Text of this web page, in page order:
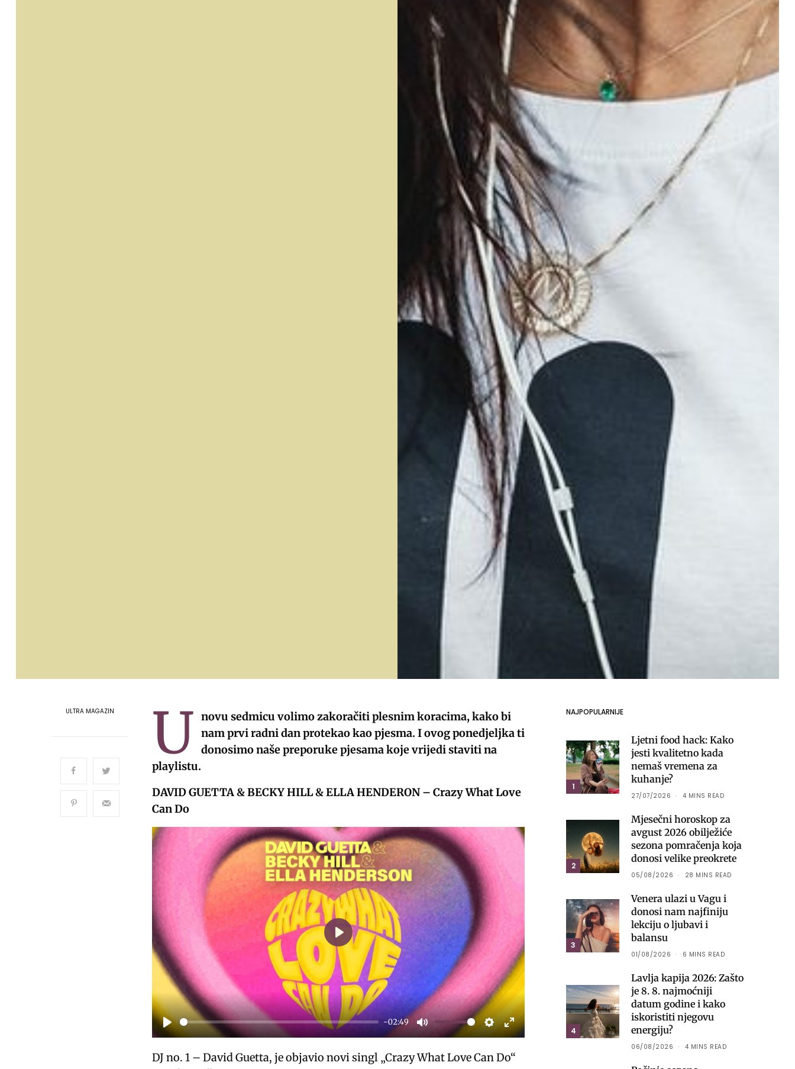
ULTRA MAGAZIN U novu sedmicu volimo zakoračiti plesnim koracima, kako bi
nam prvi radni dan protekao kao pjesma. I ovog ponedjeljka ti
donosimo naše preporuke pjesama koje vrijedi staviti na
playlistu.
DAVID GUETTA & BECKY HILL & ELLA HENDERON – Crazy What Love
Can Do
P
l
-02:49
M
u
S
e
E
n
P
l
a
y
DJ no. 1 – David Guetta, je objavio novi singl „Crazy What Love Can Do“
NAJPOPULARNIJE
1
Ljetni food hack: Kako
jesti kvalitetno kada
nemaš vremena za
kuhanje?
27/07/2026 4 MINS READ
2
Mjesečni horoskop za
avgust 2026 obilježiće
sezona pomračenja koja
donosi velike preokrete
05/08/2026 28 MINS READ
3
Venera ulazi u Vagu i
donosi nam najfiniju
lekciju o ljubavi i
balansu
01/08/2026 6 MINS READ
4
Lavlja kapija 2026: Zašto
je 8. 8. najmoćniji
datum godine i kako
iskoristiti njegovu
energiju?
06/08/2026 4 MINS READ